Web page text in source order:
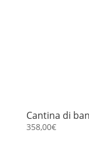
Cantina di
358,00€